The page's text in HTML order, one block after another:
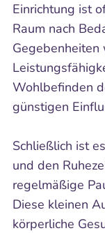
Einrichtung ist
Raum nach
Gegebenheiten
Wohlbefinden
günstigen
Schließlich ist
und den
regelmäßige
Diese kleinen
körperliche